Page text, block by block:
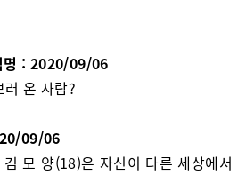
명 : 2020/09/06
러 온 사람?
09/06
모 양(18)은 자신이 다른 세상에서